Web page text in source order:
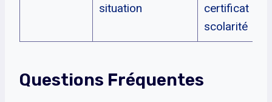
situation
certificat
scolarité
Questions Fréquentes